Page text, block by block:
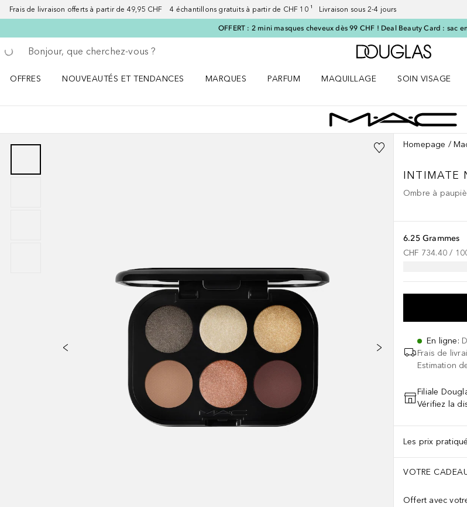
Frais de livraison offerts à partir de 49,95 CHF 4 échantillons gratuits à partir de CHF 10 ¹ Livraison sous 2-4 jours
OFFERT : 2 mini masques cheveux dès 99 CHF ! Deal Beauty Card : sac
Retourner
Exécuter la recherche
Vers
OFFRES
NOUVEAUTÉS ET TENDANCES
MARQUES
PARFUM
MAQUILLAGE
SOIN VISAGE
Homepage
INTIMATE
Ombre à
6.25 Grammes
CHF 734.40 /
En ligne:
Frais de
Estimation
Filiale
Vérifiez la
Les prix
VOTRE
Offert avec